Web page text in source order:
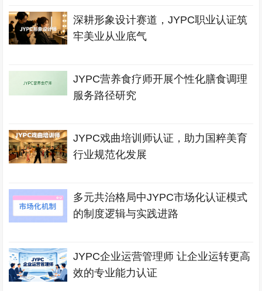
深耕形象设计赛道，JYPC职业认证筑
牢美业从业底气
JYPC营养食疗师开展个性化膳食调理
服务路径研究
JYPC戏曲培训师认证，助力国粹美育
行业规范化发展
多元共治格局中JYPC市场化认证模式
的制度逻辑与实践进路
JYPC企业运营管理师 让企业运转更高
效的专业能力认证